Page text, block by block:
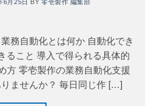
6月25日 BY 零壱製作 編集部
務自動化とは何か 自動化でき
ること 導入で得られる具体的
方 零壱製作の業務自動化支援
ませんか？ 毎日同じ作 […]